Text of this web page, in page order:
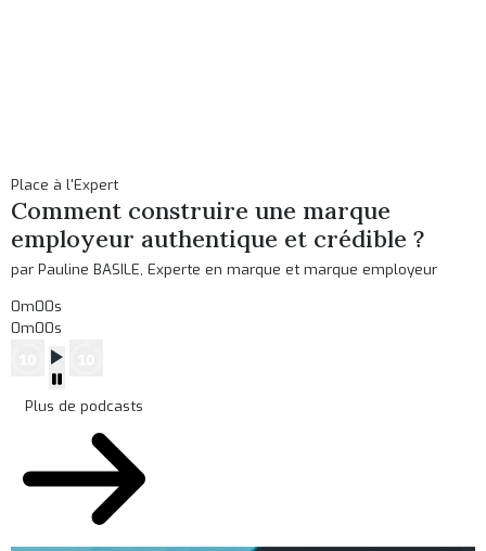
Place à l'Expert
Comment construire une marque
employeur authentique et crédible ?
par Pauline BASILE, Experte en marque et marque employeur
0m00s
0m00s
Plus de podcasts